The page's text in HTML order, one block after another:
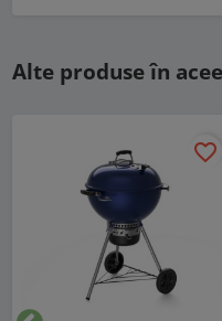
Alte produse în
favorite_border